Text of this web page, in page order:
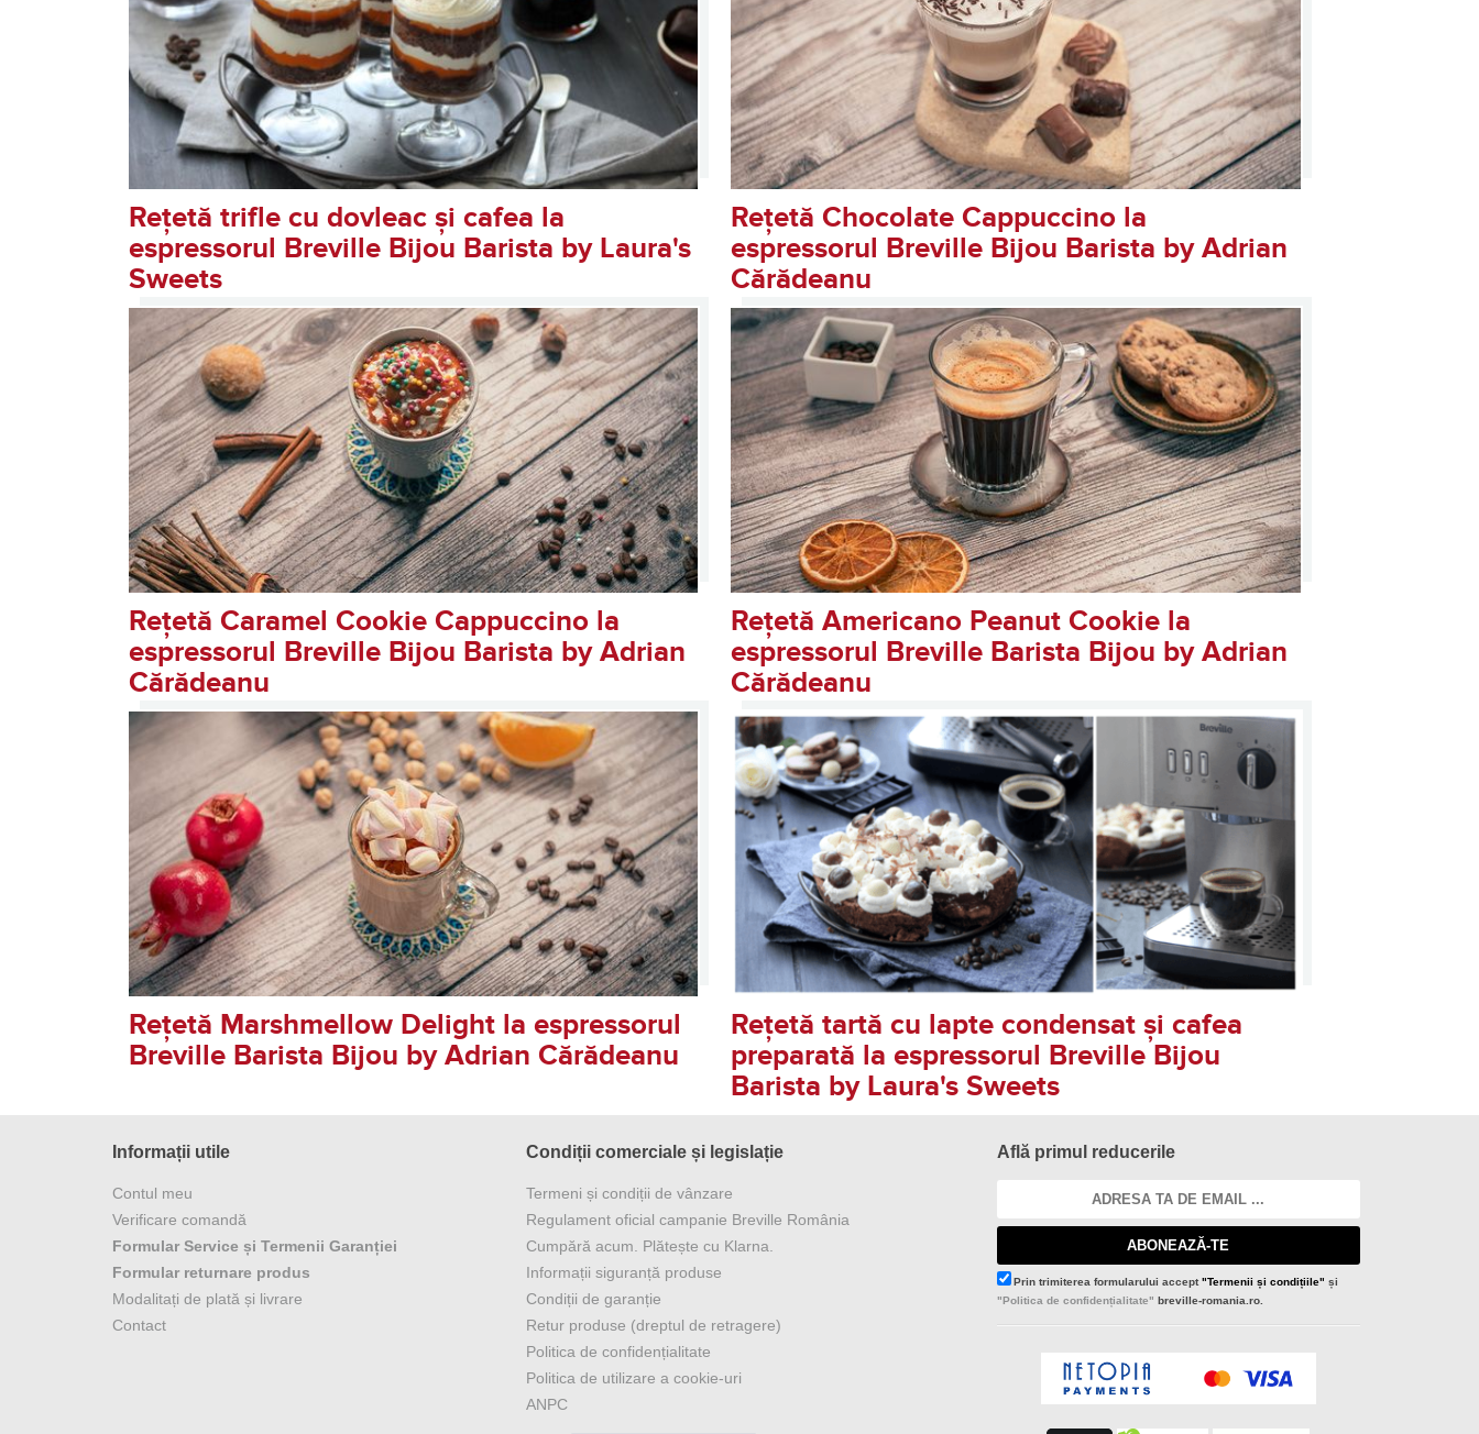
Rețetă trifle cu dovleac și cafea la
espressorul Breville Bijou Barista by Laura's
Sweets
Rețetă Chocolate Cappuccino la
espressorul Breville Bijou Barista by Adrian
Cărădeanu
Rețetă Caramel Cookie Cappuccino la
espressorul Breville Bijou Barista by Adrian
Cărădeanu
Rețetă Americano Peanut Cookie la
espressorul Breville Barista Bijou by Adrian
Cărădeanu
Rețetă Marshmellow Delight la espressorul
Breville Barista Bijou by Adrian Cărădeanu
Rețetă tartă cu lapte condensat și cafea
preparată la espressorul Breville Bijou
Barista by Laura's Sweets
Informații utile
Contul meu
Verificare comandă
Formular Service și Termenii Garanției
Formular returnare produs
Modalitați de plată și livrare
Contact
Condiții comerciale și legislație
Termeni și condiții de vânzare
Regulament oficial campanie Breville România
Cumpără acum. Plătește cu Klarna.
Informații siguranță produse
Condiții de garanție
Retur produse (dreptul de retragere)
Politica de confidențialitate
Politica de utilizare a cookie-uri
ANPC
Află primul reducerile
ABONEAZĂ-TE
Prin trimiterea formularului accept"Termenii și condițiile" și
"Politica de confidențialitate" breville-romania.ro.